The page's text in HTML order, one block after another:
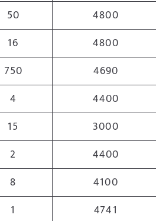
50 4800
16 4800
750 4690
4 4400
15 3000
2 4400
8 4100
1 4741